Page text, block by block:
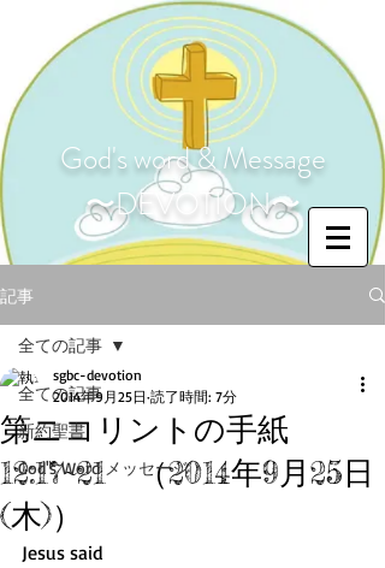
God's word & Message
〜DEVOTION〜
記事
全ての記事
新約聖書
God's Word メッセージ
全ての記事
第ニコリントの手紙
12:17~21 （2014年9月25日
(木)）
sgbc-devotion
2014年9月25日 読了時間: 7分
Jesus said